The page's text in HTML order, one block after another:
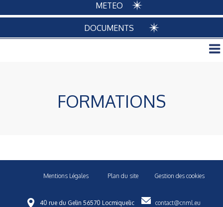
METEO
DOCUMENTS
FORMATIONS
Mentions Légales Plan du site Gestion des cookies
40 rue du Gelin 56570 Locmiquelic contact@cnml.eu